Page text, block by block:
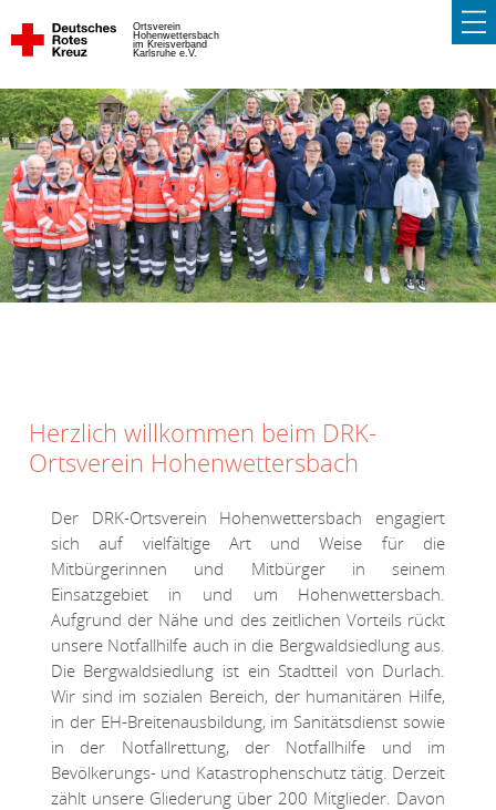
Ortsverein
Hohenwettersbach
im Kreisverband
Karlsruhe e.V.
Herzlich willkommen beim DRK-
Ortsverein Hohenwettersbach
Der DRK-Ortsverein Hohenwettersbach engagiert
sich auf vielfältige Art und Weise für die
Mitbürgerinnen und Mitbürger in seinem
Einsatzgebiet in und um Hohenwettersbach.
Aufgrund der Nähe und des zeitlichen Vorteils rückt
unsere Notfallhilfe auch in die Bergwaldsiedlung aus.
Die Bergwaldsiedlung ist ein Stadtteil von Durlach.
Wir sind im sozialen Bereich, der humanitären Hilfe,
in der EH-Breitenausbildung, im Sanitätsdienst sowie
in der Notfallrettung, der Notfallhilfe und im
Bevölkerungs- und Katastrophenschutz tätig. Derzeit
zählt unsere Gliederung über 200 Mitglieder. Davon